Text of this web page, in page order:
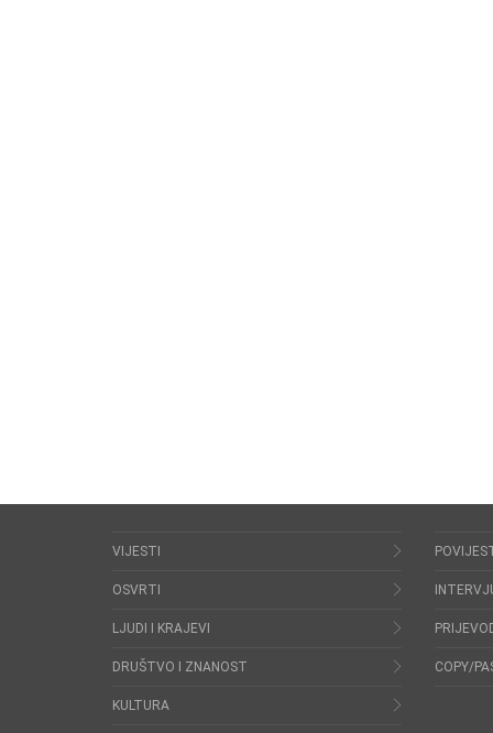
VIJESTI
OSVRTI
LJUDI I KRAJEVI
DRUŠTVO I ZNANOST
KULTURA
COPY/